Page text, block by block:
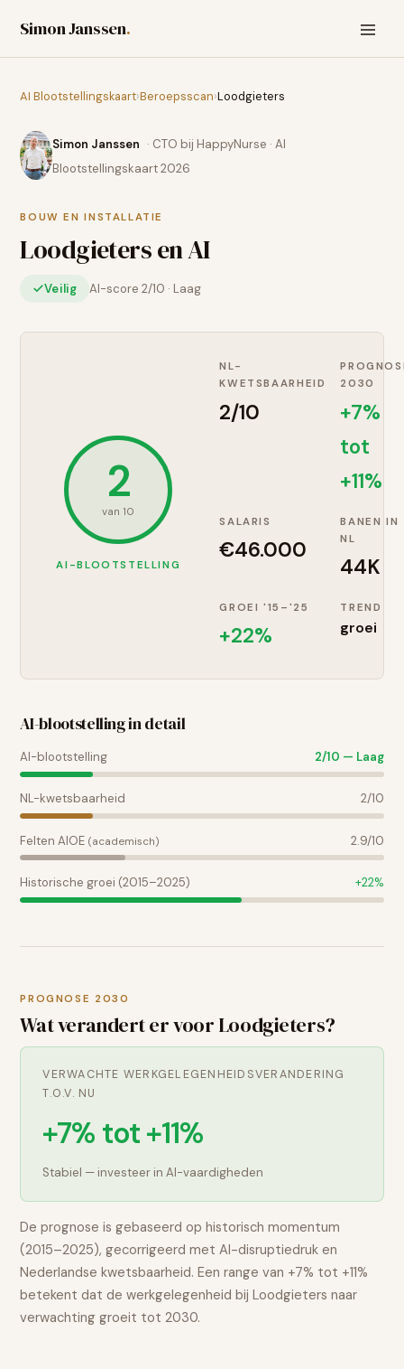
Simon Janssen.
AI Blootstellingskaart›Beroepsscan›Loodgieters
Simon Janssen · CTO bij HappyNurse · AI
Blootstellingskaart 2026
BOUW EN INSTALLATIE
Loodgietersen AI
Veilig AI-score2/10 · Laag
2
van 10
AI-BLOOTSTELLING
NL-
KWETSBAARHEID
2/10
2030
+7%
tot
+11%
SALARIS
€46.000
BANEN IN
NL
44K
GROEI '15–'25
+22%
TREND
groei
AI-blootstelling in detail
AI-blootstelling 2/10 — Laag
NL-kwetsbaarheid 2/10
Felten AIOE (academisch) 2.9/10
Historische groei (2015–2025) +22%
PROGNOSE 2030
Wat verandert er voor Loodgieters?
VERWACHTE WERKGELEGENHEIDSVERANDERING
T.O.V. NU
+7% tot +11%
Stabiel — investeer in AI-vaardigheden
De prognose is gebaseerd op historisch momentum
(2015–2025), gecorrigeerd met AI-disruptiedruk en
Nederlandse kwetsbaarheid. Een range van +7% tot +11%
betekent dat de werkgelegenheid bijLoodgieters naar
verwachtinggroeit tot 2030.